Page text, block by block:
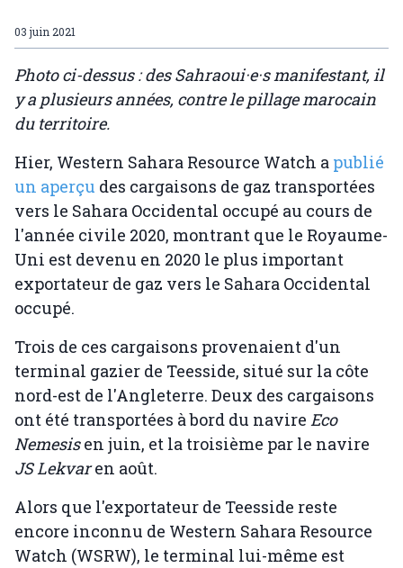
03 juin 2021
Photo ci-dessus : des Sahraoui·e·s manifestant, il
y a plusieurs années, contre le pillage marocain
du territoire.
Hier, Western Sahara Resource Watch a publié
un aperçu des cargaisons de gaz transportées
vers le Sahara Occidental occupé au cours de
l'année civile 2020, montrant que le Royaume-
Uni est devenu en 2020 le plus important
exportateur de gaz vers le Sahara Occidental
occupé.
Trois de ces cargaisons provenaient d'un
terminal gazier de Teesside, situé sur la côte
nord-est de l'Angleterre. Deux des cargaisons
ont été transportées à bord du navire Eco
Nemesisen juin, et la troisième par le navire
JS Lekvaren août.
Alors que l'exportateur de Teesside reste
encore inconnu de Western Sahara Resource
Watch (WSRW), le terminal lui-même est